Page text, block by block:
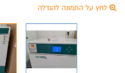
לחץ על התמונה להגדלה